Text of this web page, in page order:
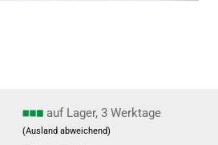
auf Lager, 3 Werktage
(Ausland abweichend)